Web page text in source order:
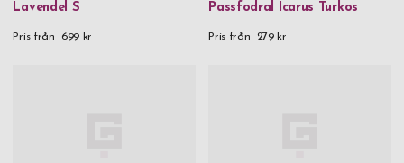
Lavendel S
Pris från 699 kr
Passfodral Icarus Turkos
Pris från 279 kr